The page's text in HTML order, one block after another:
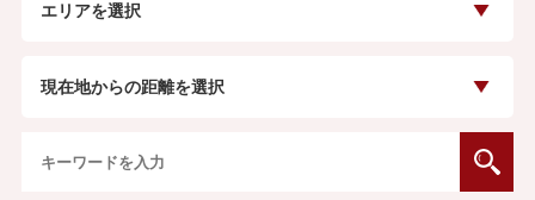
エリアを選択
現在地からの距離を選択